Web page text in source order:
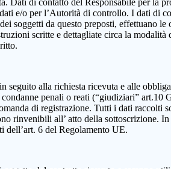
e/o per l’Autorità di controllo. I dati di
soggetti da questo preposti, effettuano
scritte e dettagliate circa la
alla richiesta ricevuta e alle
penali o reati (“giudiziari” art.10
di registrazione. Tutti i dati raccolti
rinvenibili all’ atto della sottoscrizione.
dell’art. 6 del Regolamento UE.